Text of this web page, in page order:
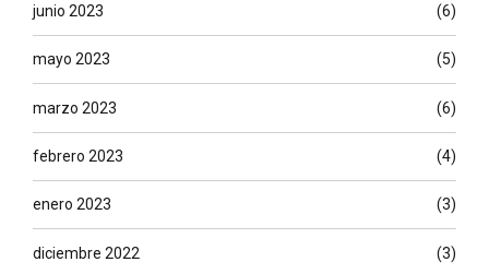
junio 2023 (6)
mayo 2023 (5)
marzo 2023 (6)
febrero 2023 (4)
enero 2023 (3)
diciembre 2022 (3)